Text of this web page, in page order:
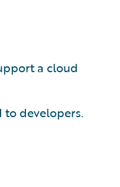
a cloud
developers.